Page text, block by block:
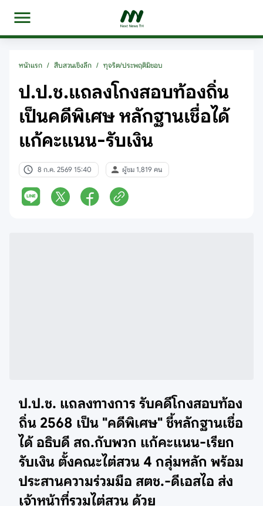
หน้าแรก / สืบสวนเชิงลึก / ทุจริต/ประพฤติมิชอบ
ป.ป.ช.แถลงโกงสอบท้องถิ่น
เป็นคดีพิเศษ หลักฐานเชื่อได้
แก้คะแนน-รับเงิน
8 ก.ค. 2569 15:40 ผู้ชม 1,819 คน
ป.ป.ช. แถลงทางการ รับคดีโกงสอบท้อง
ถิ่น 2568 เป็น "คดีพิเศษ" ชี้หลักฐานเชื่อ
ได้ อธิบดี สถ.กับพวก แก้คะแนน-เรียก
รับเงิน ตั้งคณะไต่สวน 4 กลุ่มหลัก พร้อม
ประสานความร่วมมือ สตช.-ดีเอสไอ ส่ง
เจ้าหน้าที่รวมไต่สวน ด้วย